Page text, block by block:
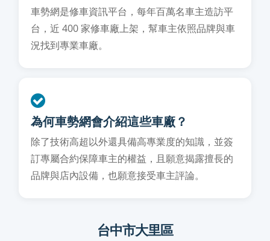
車勢網是修車資訊平台，每年百萬名車主造訪平
台，近 400 家修車廠上架，幫車主依照品牌與車
況找到專業車廠。
為何車勢網會介紹這些車廠？
除了技術高超以外還具備高專業度的知識，並簽
訂專屬合約保障車主的權益，且願意揭露擅長的
品牌與店內設備，也願意接受車主評論。
台中市大里區